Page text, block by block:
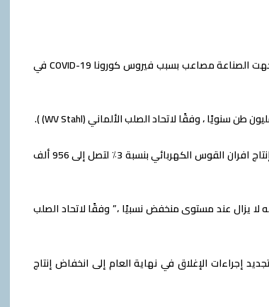
ارتفع إنتاج الصلب الخام في ألمانيا في الشهر الأول من هذا العام بعد أن واجهت الصناعة مصاعب بسبب فيروس كورونا COVID-19 في
في حين ارتفع إنتاج الافران العالية بنسبة 7٪ لتصل إلى 2.3 مليون طن ، ارتفع إنتاج افران القوس الكهربائي بنسبة 3٪ لتصل إلى 956 ألف
قد وصل إلى متوسط عام 2019 مرة أخرى ، لكنه لا يزال عند مستوى منخفض نسبيًا ،” وفقًا لاتحاد الصلب
إجراءات الإغلاق في نهاية العام إلى انخفاض إنتاج